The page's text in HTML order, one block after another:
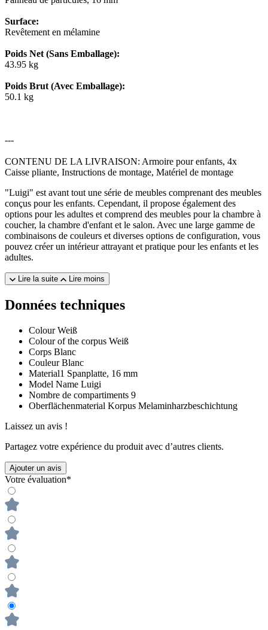
Surface:
Revêtement en mélamine
Poids Net (Sans Emballage):
43.95 kg
Poids Brut (Avec Emballage):
50.1 kg
---
CONTENU DE LA LIVRAISON: Armoire pour enfants, 4x
Caisse pliante, Instructions de montage, Matériel de montage
"Luigi" est avant tout une série de meubles comprenant des meubles
conçus pour les enfants. Cependant, il propose également des
options pour les adultes et comprend des meubles pour la chambre à
coucher, la chambre d'enfant et le salon. Avec une large gamme de
combinaisons de couleurs et diverses options de configuration, vous
pouvez créer un intérieur attrayant et pratique pour les enfants et les
adultes.
Lire la suite Lire moins
Données techniques
Colour Weiß
Colour of the corpus Weiß
Corps Blanc
Couleur Blanc
Material1 Spanplatte, 16 mm
Model Name Luigi
Nombre de compartiments 9
Oberflächenmaterial Korpus Melaminharzbeschichtung
Laissez un avis !
Partagez votre expérience du produit avec d’autres clients.
Ajouter un avis
Votre évaluation*